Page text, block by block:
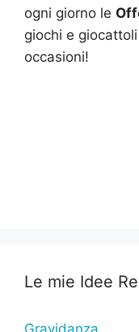
ogni giorno le
giochi e
occasioni!
Le mie Idee
Gravidanza